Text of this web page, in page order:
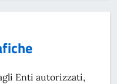
Enti autorizzati,